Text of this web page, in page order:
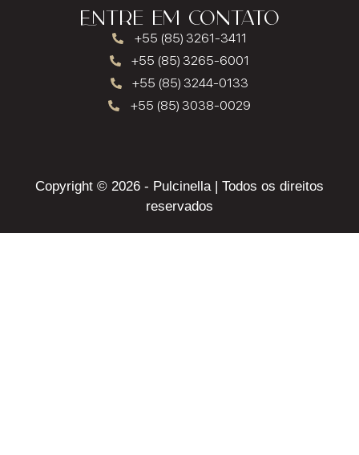
Entre em contato
+55 (85) 3261-3411
+55 (85) 3265-6001
+55 (85) 3244-0133
+55 (85) 3038-0029
Copyright © 2026 - Pulcinella | Todos os direitos
reservados